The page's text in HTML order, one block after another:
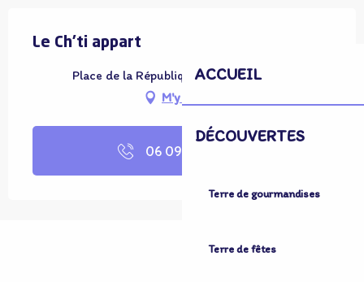
ACCUEIL
DÉCOUVERTES
Terre de gourmandises
Terre de fêtes
Le Ch'ti appart
Place de la République, 59380 Bergues
M'y rendre
06 09 10 10